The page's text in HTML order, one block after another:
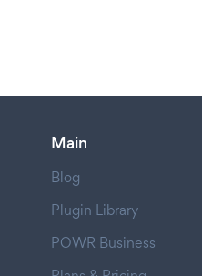
Main
Blog
Plugin Library
POWR Business